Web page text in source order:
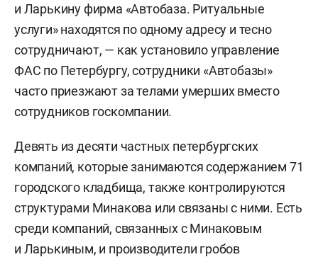
и Ларькину фирма «Автобаза. Ритуальные
услуги» находятся по одному адресу и тесно
сотрудничают, — как установило управление
ФАС по Петербургу, сотрудники «Автобазы»
часто приезжают за телами умерших вместо
сотрудников госкомпании.
Девять из десяти частных петербургских
компаний, которые занимаются содержанием 71
городского кладбища, также контролируются
структурами Минакова или связаны с ними. Есть
среди компаний, связанных с Минаковым
и Ларькиным, и производители гробов